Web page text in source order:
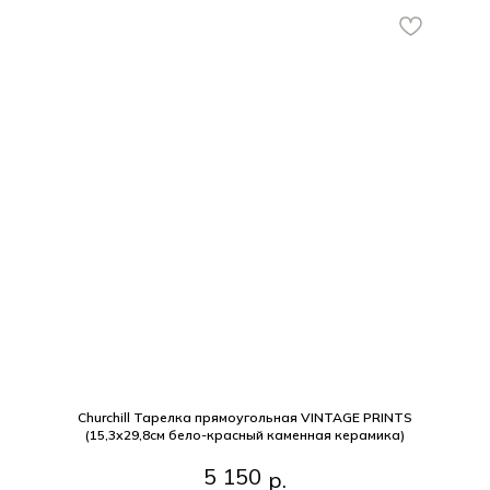
Churchill Тарелка прямоугольная VINTAGE PRINTS
(15,3х29,8см бело-красный каменная керамика)
бело-красный каменная керамика)
5 150 р.